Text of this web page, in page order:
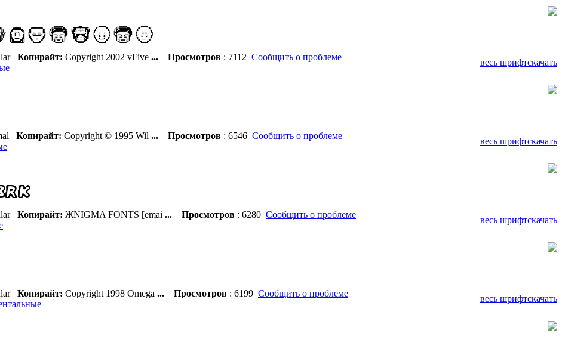
Копирайт: Copyright 2002 vFive ... Просмотров : 7112 Сообщить о проблеме
весь шрифтскачать
Копирайт: Copyright © 1995 Wil ... Просмотров : 6546 Сообщить о проблеме
весь шрифтскачать
Копирайт: ЖNIGMA FONTS [emai ... Просмотров : 6280 Сообщить о проблеме
весь шрифтскачать
Копирайт: Copyright 1998 Omega ... Просмотров : 6199 Сообщить о проблеме
весь шрифтскачать